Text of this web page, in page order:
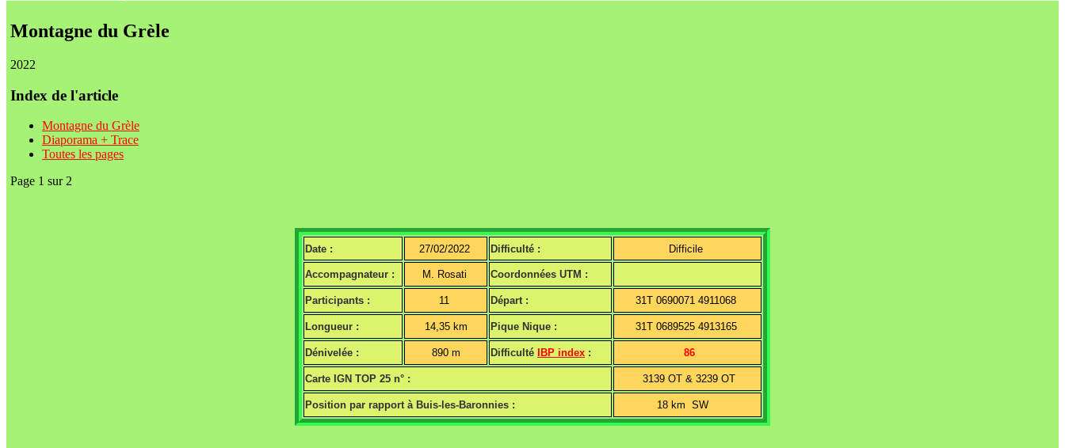
Montagne du Grèle
2022
Index de l'article
Montagne du Grèle
Diaporama + Trace
Toutes les pages
Page 1 sur 2
Date : 27/02/2022 Difficulté : Difficile
Accompagnateur : M. Rosati Coordonnées UTM :
Participants : 11 Départ : 31T 0690071 4911068
Longueur : 14,35 km Pique Nique : 31T 0689525 4913165
Dénivelée : 890 m Difficulté IBP index : 86
Carte IGN TOP 25 n° : 3139 OT & 3239 OT
Position par rapport à Buis-les-Baronnies : 18 km SW